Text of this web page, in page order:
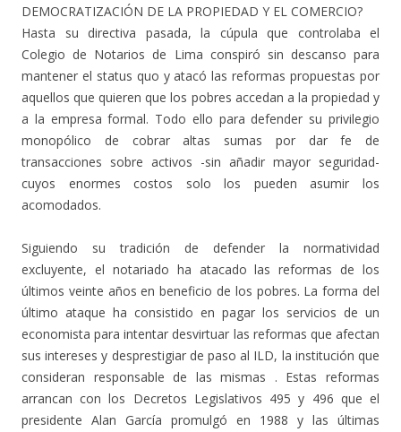
DEMOCRATIZACIÓN DE LA PROPIEDAD Y EL COMERCIO?
Hasta su directiva pasada, la cúpula que controlaba el
Colegio de Notarios de Lima conspiró sin descanso para
mantener el status quo y atacó las reformas propuestas por
aquellos que quieren que los pobres accedan a la propiedad y
a la empresa formal. Todo ello para defender su privilegio
monopólico de cobrar altas sumas por dar fe de
transacciones sobre activos -sin añadir mayor seguridad-
cuyos enormes costos solo los pueden asumir los
acomodados.
Siguiendo su tradición de defender la normatividad
excluyente, el notariado ha atacado las reformas de los
últimos veinte años en beneficio de los pobres. La forma del
último ataque ha consistido en pagar los servicios de un
economista para intentar desvirtuar las reformas que afectan
sus intereses y desprestigiar de paso al ILD, la institución que
consideran responsable de las mismas . Estas reformas
arrancan con los Decretos Legislativos 495 y 496 que el
presidente Alan García promulgó en 1988 y las últimas